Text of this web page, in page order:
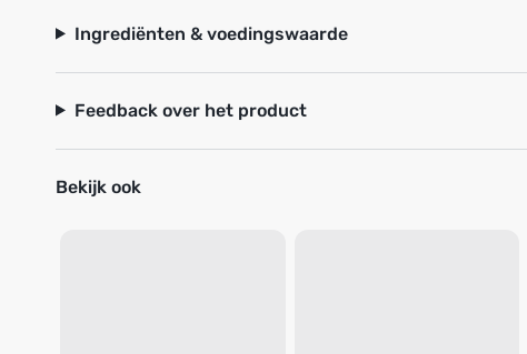
Ingrediënten & voedingswaarde
Feedback over het product
Bekijk ook